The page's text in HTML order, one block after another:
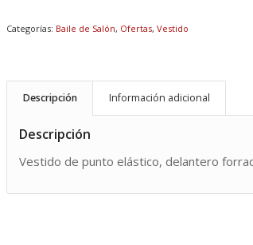
Categorías: Baile de Salón, Ofertas,Vestido
Descripción Información adicional
Descripción
Vestido de punto elástico, delantero